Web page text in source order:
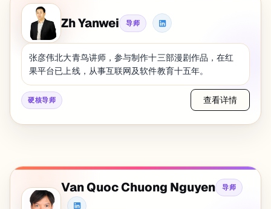
Zh Yanwei 导师
张彦伟北大青鸟讲师，参与制作十三部漫剧作品，在红
果平台已上线，从事互联网及软件教育十五年。
硬核导师 查看详情
Van Quoc Chuong Nguyen 导师